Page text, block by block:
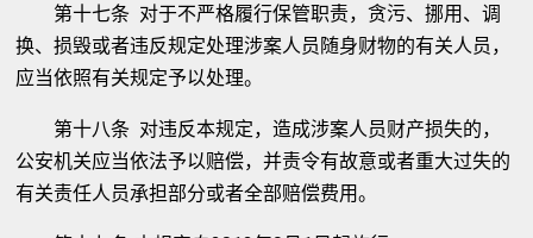
第十七条 对于不严格履行保管职责，贪污、挪用、调
换、损毁或者违反规定处理涉案人员随身财物的有关人员，
应当依照有关规定予以处理。
第十八条 对违反本规定，造成涉案人员财产损失的，
公安机关应当依法予以赔偿，并责令有故意或者重大过失的
有关责任人员承担部分或者全部赔偿费用。